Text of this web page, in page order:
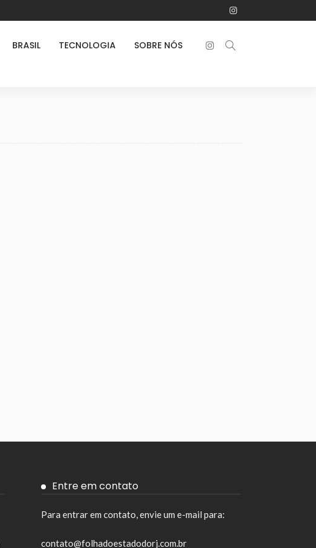
BRASIL TECNOLOGIA SOBRE NÓS
Entre em contato
Para entrar em contato, envie um e-mail para:
contato@folhadoestadodorj.com.br